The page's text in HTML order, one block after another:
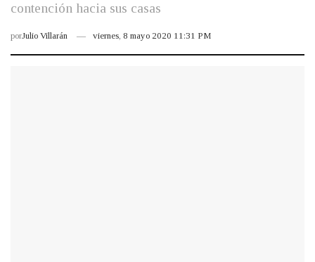
contención hacia sus casas
porJulio Villarán viernes, 8 mayo 2020 11:31 PM